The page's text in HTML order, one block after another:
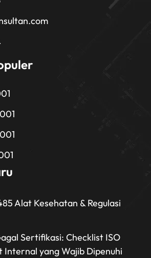
Alat Kesehatan & Regulasi
Sertifikasi: Checklist ISO
Internal yang Wajib Dipenuhi